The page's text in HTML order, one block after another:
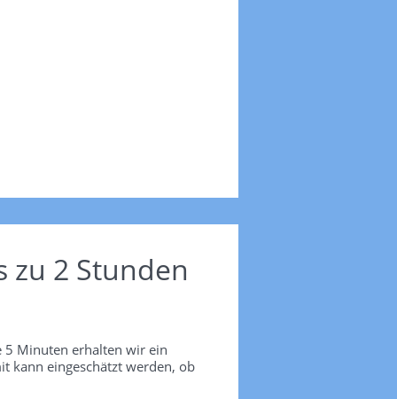
zu 2 Stunden
5 Minuten erhalten wir ein
kann eingeschätzt werden, ob